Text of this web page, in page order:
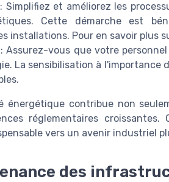
: Simplifiez et améliorez les
Cette démarche est
installations. Pour en savoir plus
: Assurez-vous que votre
La sensibilisation à l'importance
énergétique contribue non
réglementaires
vers un avenir industriel
des